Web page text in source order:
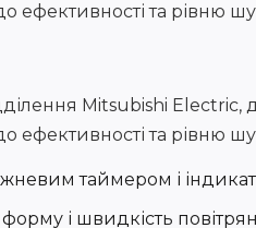
та рівню
Mitsubishi
та рівню
таймером і
і швидкість